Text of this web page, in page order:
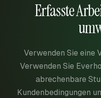
Erfasste
Verwenden Sie eine
Verwenden Sie
abrechenbare
Kundenbedingungen